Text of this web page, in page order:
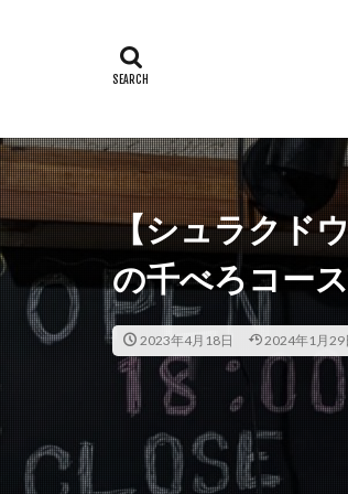
【シュラクド
の千べろコース
2023年4月18日 2024年1月29